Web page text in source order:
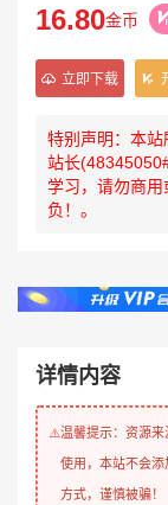
16.80金币
立即下载
特别声明：本
站长
学习，请勿商
负！。
详情内容
⚠️温馨提示：资源
使用，本站不会
方式，谨慎被骗！